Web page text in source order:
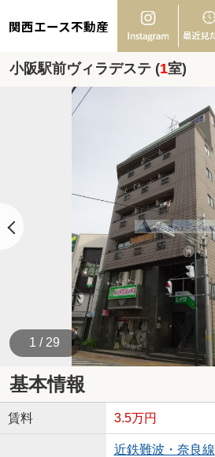
関西エース不動産
小阪駅前ヴィラデステ (1室)
1 / 29
基本情報
賃料 3.5万円
近鉄難波・奈良線